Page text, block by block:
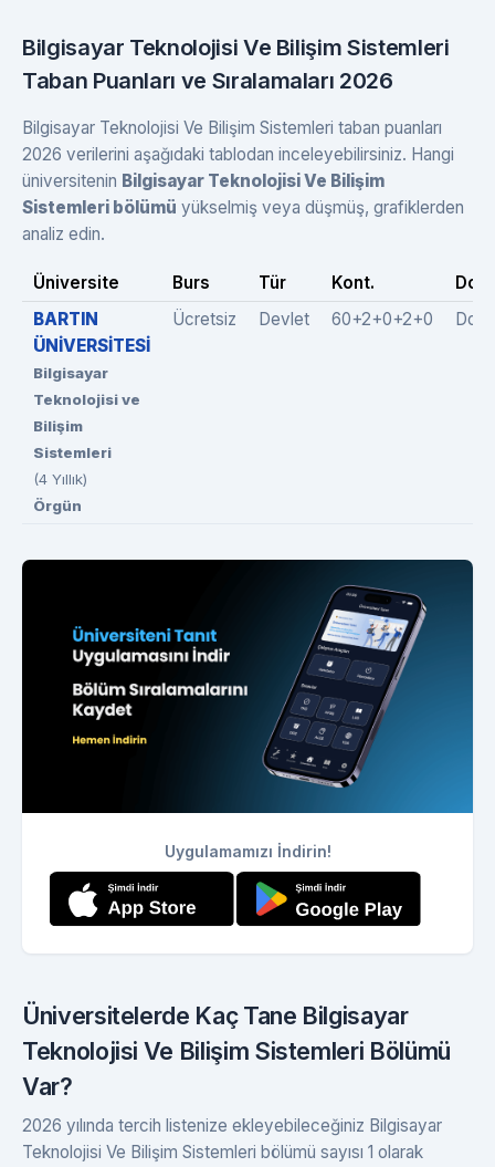
Bilgisayar Teknolojisi Ve Bilişim Sistemleri
Taban Puanları ve Sıralamaları 2026
Bilgisayar Teknolojisi Ve Bilişim Sistemleri taban puanları
2026 verilerini aşağıdaki tablodan inceleyebilirsiniz. Hangi
üniversitenin Bilgisayar Teknolojisi Ve Bilişim
Sistemleri bölümü yükselmiş veya düşmüş, grafiklerden
analiz edin.
Üniversite Burs Tür Kont.
BARTIN
ÜNİVERSİTESİ
Bilgisayar
Teknolojisi ve
Bilişim
Sistemleri
(4 Yıllık)
Örgün
Ücretsiz Devlet 60+2+0+2+0
Uygulamamızı İndirin!
Üniversitelerde Kaç Tane Bilgisayar
Teknolojisi Ve Bilişim Sistemleri Bölümü
Var?
2026 yılında tercih listenize ekleyebileceğiniz Bilgisayar
Teknolojisi Ve Bilişim Sistemleri bölümü sayısı 1 olarak